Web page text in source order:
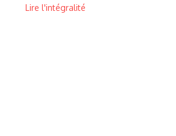
Lire l'intégralité